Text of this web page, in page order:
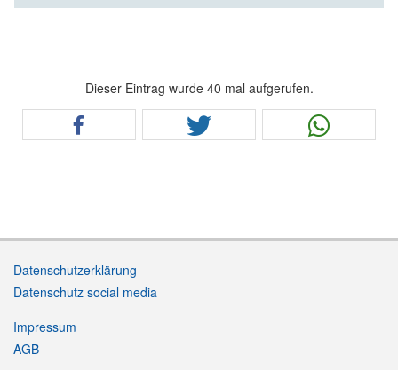
Dieser Eintrag wurde 40 mal aufgerufen.
Datenschutzerklärung
Datenschutz social media
Impressum
AGB